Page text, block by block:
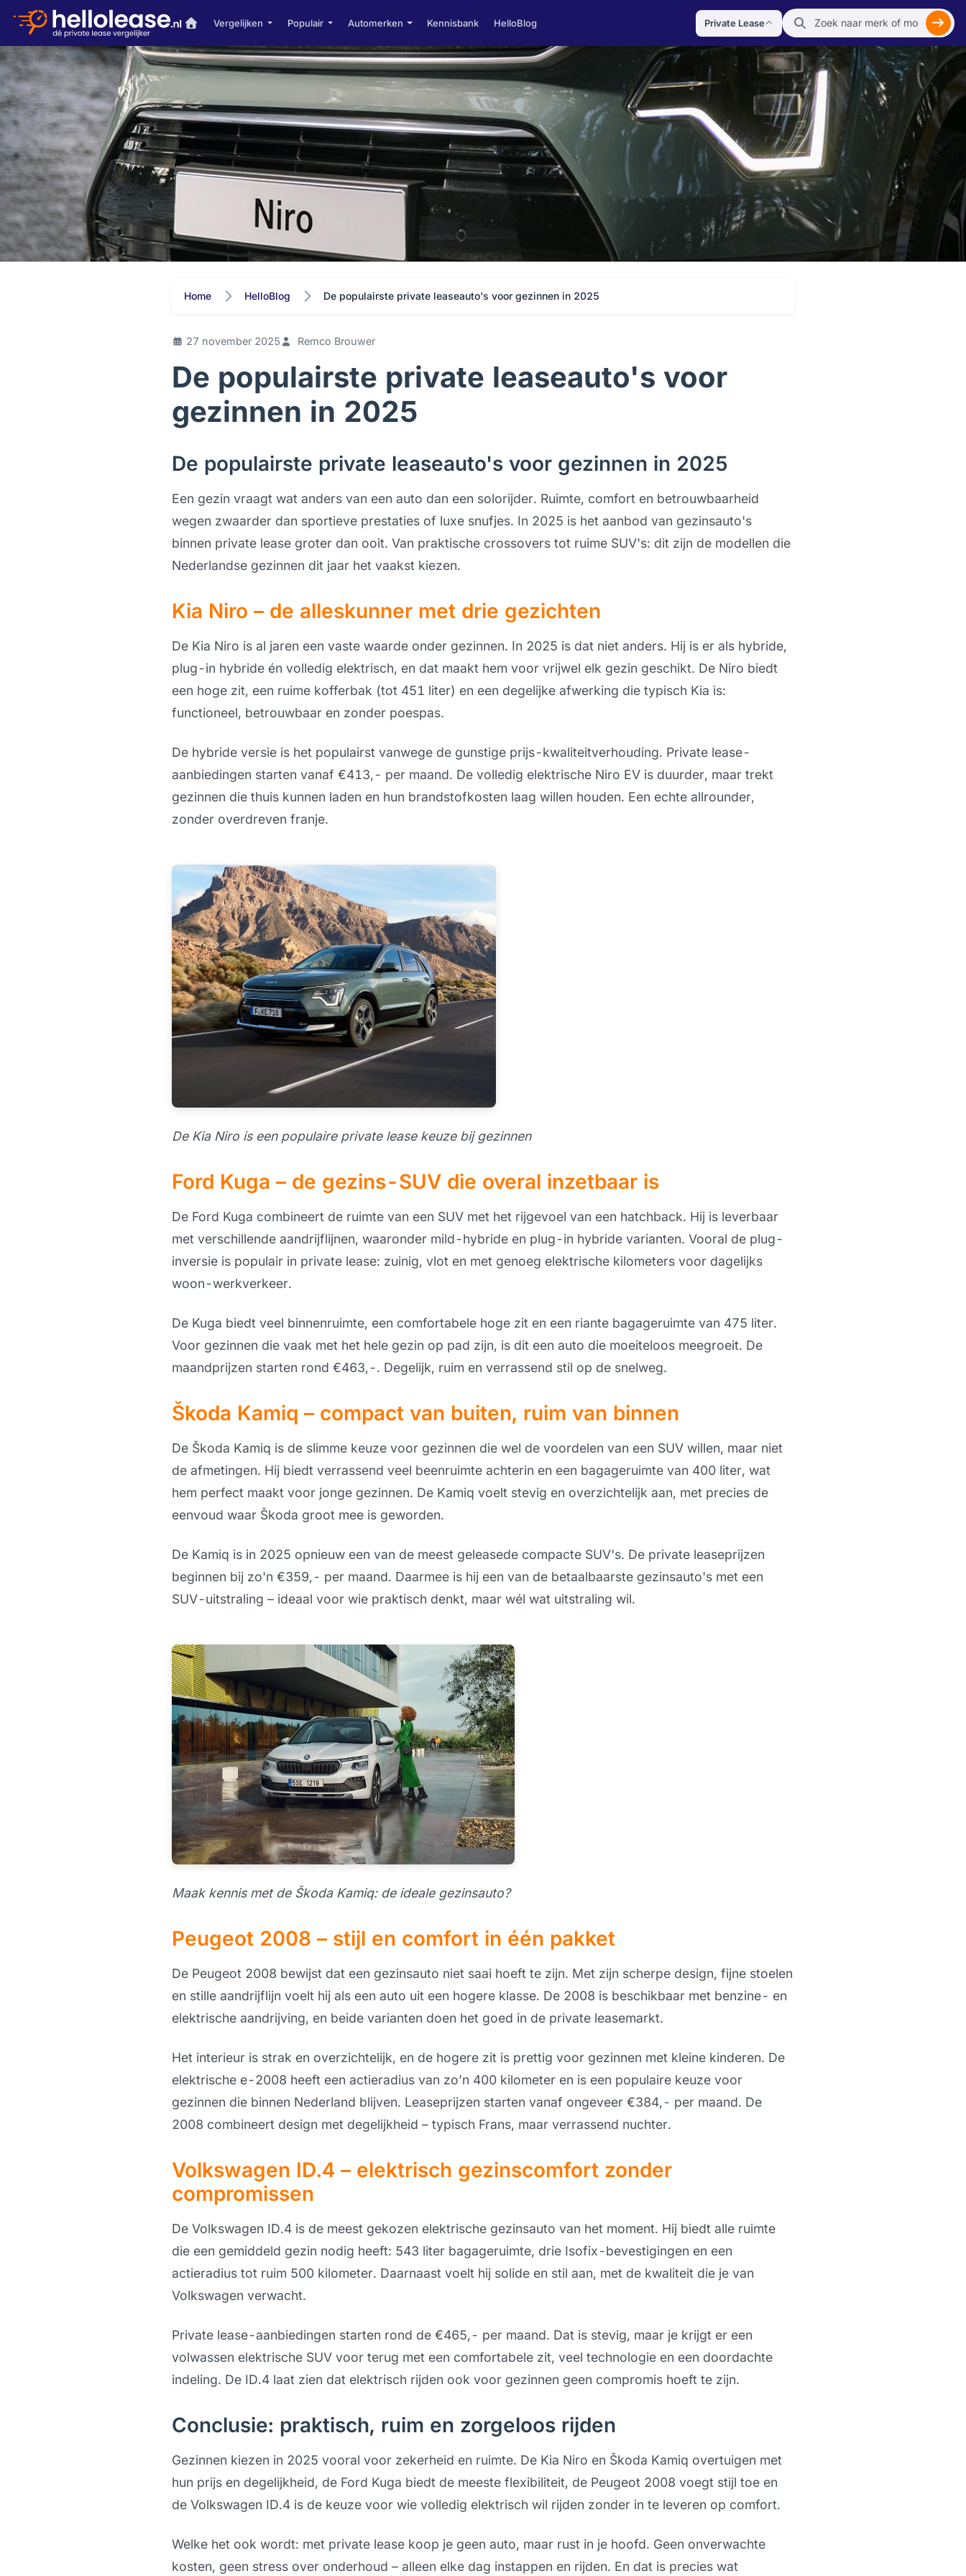
Vergelijken Populair Automerken Kennisbank HelloBlog Private Lease
Home HelloBlog De populairste private leaseauto's voor gezinnen in 2025
27 november 2025 Remco Brouwer
De populairste private leaseauto's voor
gezinnen in 2025
De populairste private leaseauto's voor gezinnen in 2025
Een gezin vraagt wat anders van een auto dan een solorijder. Ruimte, comfort en betrouwbaarheid
wegen zwaarder dan sportieve prestaties of luxe snufjes. In 2025 is het aanbod van gezinsauto's
binnen private lease groter dan ooit. Van praktische crossovers tot ruime SUV's: dit zijn de modellen die
Nederlandse gezinnen dit jaar het vaakst kiezen.
Kia Niro – de alleskunner met drie gezichten
De Kia Niro is al jaren een vaste waarde onder gezinnen. In 2025 is dat niet anders. Hij is er als hybride,
plug-in hybride én volledig elektrisch, en dat maakt hem voor vrijwel elk gezin geschikt. De Niro biedt
een hoge zit, een ruime kofferbak (tot 451 liter) en een degelijke afwerking die typisch Kia is:
functioneel, betrouwbaar en zonder poespas.
De hybride versie is het populairst vanwege de gunstige prijs-kwaliteitverhouding. Private lease-
aanbiedingen starten vanaf €413,- per maand. De volledig elektrische Niro EV is duurder, maar trekt
gezinnen die thuis kunnen laden en hun brandstofkosten laag willen houden. Een echte allrounder,
zonder overdreven franje.
De Kia Niro is een populaire private lease keuze bij gezinnen
Ford Kuga – de gezins-SUV die overal inzetbaar is
De Ford Kuga combineert de ruimte van een SUV met het rijgevoel van een hatchback. Hij is leverbaar
met verschillende aandrijflijnen, waaronder mild-hybride en plug-in hybride varianten. Vooral de plug-
inversie is populair in private lease: zuinig, vlot en met genoeg elektrische kilometers voor dagelijks
woon-werkverkeer.
De Kuga biedt veel binnenruimte, een comfortabele hoge zit en een riante bagageruimte van 475 liter.
Voor gezinnen die vaak met het hele gezin op pad zijn, is dit een auto die moeiteloos meegroeit. De
maandprijzen starten rond €463,-. Degelijk, ruim en verrassend stil op de snelweg.
Škoda Kamiq – compact van buiten, ruim van binnen
De Škoda Kamiq is de slimme keuze voor gezinnen die wel de voordelen van een SUV willen, maar niet
de afmetingen. Hij biedt verrassend veel beenruimte achterin en een bagageruimte van 400 liter, wat
hem perfect maakt voor jonge gezinnen. De Kamiq voelt stevig en overzichtelijk aan, met precies de
eenvoud waar Škoda groot mee is geworden.
De Kamiq is in 2025 opnieuw een van de meest geleasede compacte SUV's. De private leaseprijzen
beginnen bij zo'n €359,- per maand. Daarmee is hij een van de betaalbaarste gezinsauto's met een
SUV-uitstraling – ideaal voor wie praktisch denkt, maar wél wat uitstraling wil.
Maak kennis met de Škoda Kamiq: de ideale gezinsauto?
Peugeot 2008 – stijl en comfort in één pakket
De Peugeot 2008 bewijst dat een gezinsauto niet saai hoeft te zijn. Met zijn scherpe design, fijne stoelen
en stille aandrijflijn voelt hij als een auto uit een hogere klasse. De 2008 is beschikbaar met benzine- en
elektrische aandrijving, en beide varianten doen het goed in de private leasemarkt.
Het interieur is strak en overzichtelijk, en de hogere zit is prettig voor gezinnen met kleine kinderen. De
elektrische e-2008 heeft een actieradius van zo’n 400 kilometer en is een populaire keuze voor
gezinnen die binnen Nederland blijven. Leaseprijzen starten vanaf ongeveer €384,- per maand. De
2008 combineert design met degelijkheid – typisch Frans, maar verrassend nuchter.
Volkswagen ID.4 – elektrisch gezinscomfort zonder
compromissen
De Volkswagen ID.4 is de meest gekozen elektrische gezinsauto van het moment. Hij biedt alle ruimte
die een gemiddeld gezin nodig heeft: 543 liter bagageruimte, drie Isofix-bevestigingen en een
actieradius tot ruim 500 kilometer. Daarnaast voelt hij solide en stil aan, met de kwaliteit die je van
Volkswagen verwacht.
Private lease-aanbiedingen starten rond de €465,- per maand. Dat is stevig, maar je krijgt er een
volwassen elektrische SUV voor terug met een comfortabele zit, veel technologie en een doordachte
indeling. De ID.4 laat zien dat elektrisch rijden ook voor gezinnen geen compromis hoeft te zijn.
Conclusie: praktisch, ruim en zorgeloos rijden
Gezinnen kiezen in 2025 vooral voor zekerheid en ruimte. De Kia Niro en Škoda Kamiq overtuigen met
hun prijs en degelijkheid, de Ford Kuga biedt de meeste flexibiliteit, de Peugeot 2008 voegt stijl toe en
de Volkswagen ID.4 is de keuze voor wie volledig elektrisch wil rijden zonder in te leveren op comfort.
Welke het ook wordt: met private lease koop je geen auto, maar rust in je hoofd. Geen onverwachte
kosten, geen stress over onderhoud – alleen elke dag instappen en rijden. En dat is precies wat